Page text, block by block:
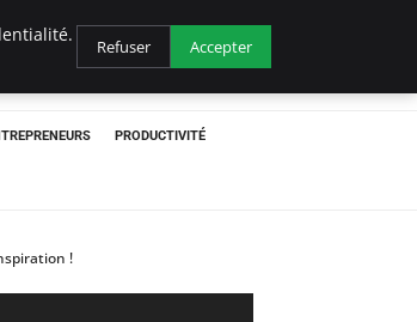
PRODUCTIVITÉ
!
Refuser Accepter